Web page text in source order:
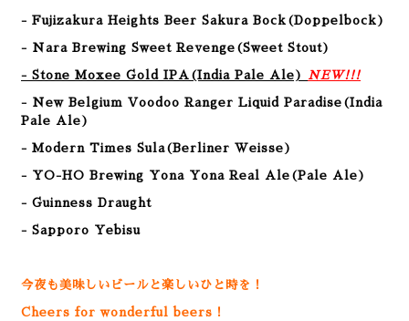
- Fujizakura Heights Beer Sakura Bock(Doppelbock)
- Nara Brewing Sweet Revenge(Sweet Stout)
- Stone Moxee Gold IPA(India Pale Ale) NEW!!!
- New Belgium Voodoo Ranger Liquid Paradise(India
Pale Ale)
- Modern Times Sula(Berliner Weisse)
- YO-HO Brewing Yona Yona Real Ale(Pale Ale)
- Guinness Draught
- Sapporo Yebisu
今夜も美味しいビールと楽しいひと時を！
Cheers for wonderful beers！